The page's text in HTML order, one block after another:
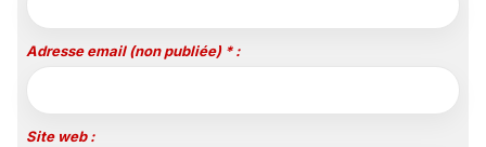
Adresse email (non publiée) * :
Site web :